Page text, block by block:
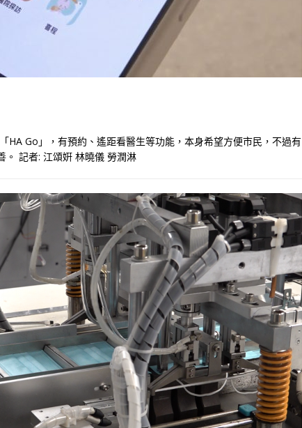
HA Go」，有預約、遙距看醫生等功能，本身希望方便市民，不過有
。 記者: 江頌姸 林曉儀 勞潤淋